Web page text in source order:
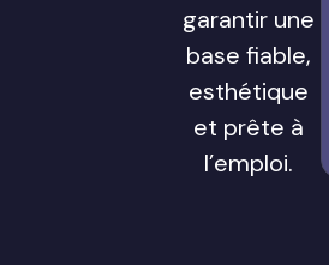
garantir une
base fiable,
esthétique
et prête à
l’emploi.